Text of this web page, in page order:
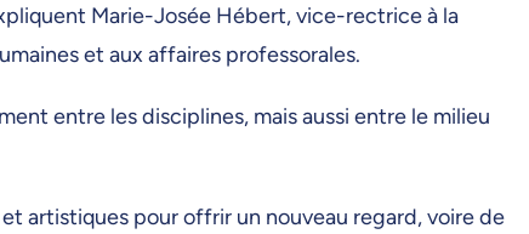
Marie-Josée Hébert, vice-rectrice à la
et aux affaires professorales.
entre les disciplines, mais aussi entre le milieu
artistiques pour offrir un nouveau regard, voire de